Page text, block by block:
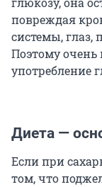
повреждая
системы, глаз,
Поэтому
употребление
Диета —
Если при
том, что